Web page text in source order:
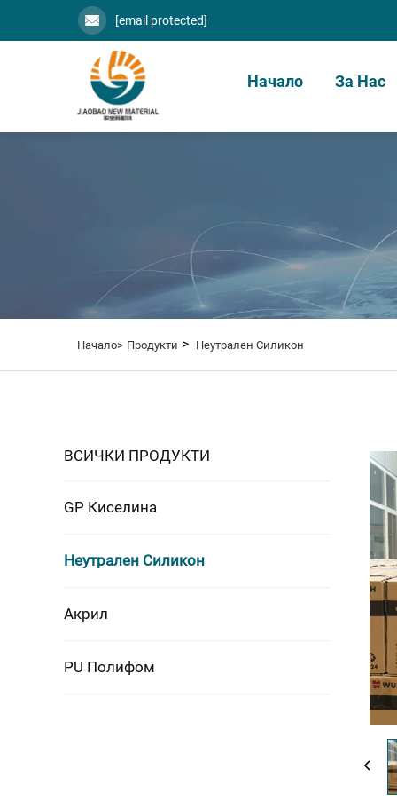
[email protected]
Начало За Нас
Начало> Продукти > Неутрален Силикон
ВСИЧКИ ПРОДУКТИ
GP Киселина
Неутрален Силикон
Акрил
PU Полифом